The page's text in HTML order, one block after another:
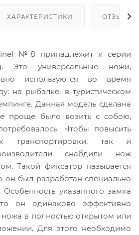
ХАРАКТЕРИСТИКИ ОТЗЫВЫ
№8 принадлежит к серии
Это универсальные ножи,
используются во время
на рыбалке, в туристическом
Данная модель сделана
проще было возить с собою,
Чтобы повысить
транспортировки, так и
снабдили нож
Такой фиксатор называется
он был разработан специально
указанного замка
он одинаково эффективно
ножа в полностью открытом или
Для этого необходимо